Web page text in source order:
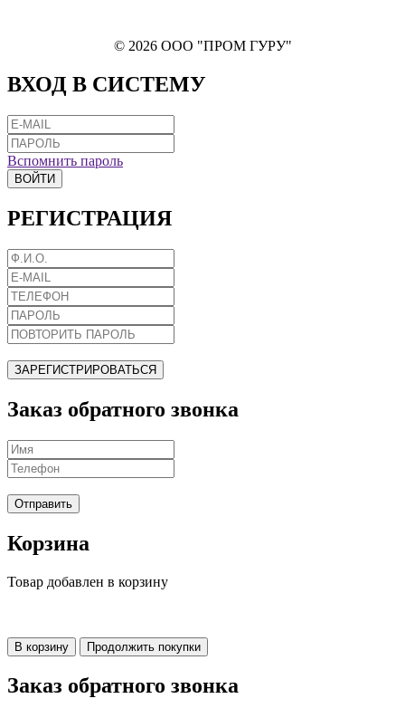
© 2026 ООО "ПРОМ ГУРУ"
ВХОД В СИСТЕМУ
Вспомнить пароль
ВОЙТИ
РЕГИСТРАЦИЯ
ЗАРЕГИСТРИРОВАТЬСЯ
Заказ обратного звонка
Отправить
Корзина
Товар добавлен в корзину
В корзину Продолжить покупки
Заказ обратного звонка